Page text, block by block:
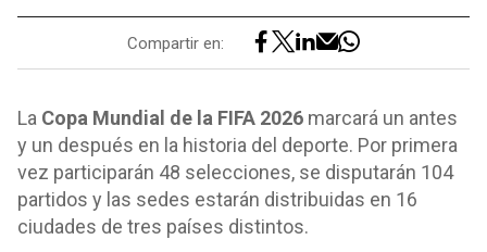
Compartir en:
La Copa Mundial de la FIFA 2026 marcará un antes
y un después en la historia del deporte. Por primera
vez participarán 48 selecciones, se disputarán 104
partidos y las sedes estarán distribuidas en 16
ciudades de tres países distintos.